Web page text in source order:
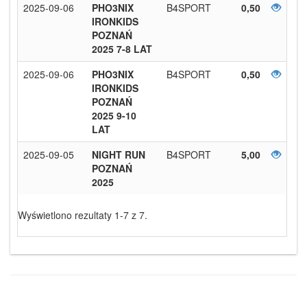
2025-09-06
PHO3NIX
IRONKIDS
POZNAŃ
2025 7-8 LAT
B4SPORT 0,50
2025-09-06
PHO3NIX
IRONKIDS
POZNAŃ
2025 9-10
LAT
B4SPORT 0,50
2025-09-05
NIGHT RUN
POZNAŃ
2025
B4SPORT 5,00
Wyświetlono rezultaty 1-7 z 7.